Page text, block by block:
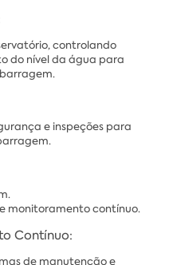
controlando
do nível da água para
e inspeções para
monitoramento contínuo.
Contínuo:
de manutenção e